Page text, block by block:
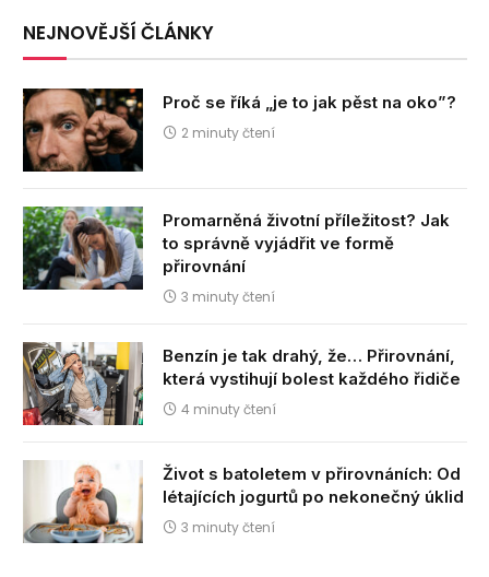
NEJNOVĚJŠÍ ČLÁNKY
Proč se říká „je to jak pěst na oko”?
2 minuty čtení
Promarněná životní příležitost? Jak
to správně vyjádřit ve formě
přirovnání
3 minuty čtení
Benzín je tak drahý, že… Přirovnání,
která vystihují bolest každého řidiče
4 minuty čtení
Život s batoletem v přirovnáních: Od
létajících jogurtů po nekonečný úklid
3 minuty čtení